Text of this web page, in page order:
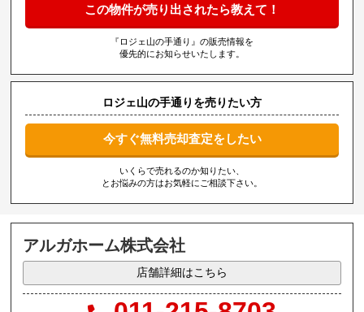
この物件が売り出されたら教えて！
『ロジェ山の手通り』の販売情報を
優先的にお知らせいたします。
ロジェ山の手通りを売りたい方
今すぐ無料売却査定をしたい
いくらで売れるのか知りたい、
とお悩みの方はお気軽にご相談下さい。
アルガホーム株式会社
店舗詳細はこちら